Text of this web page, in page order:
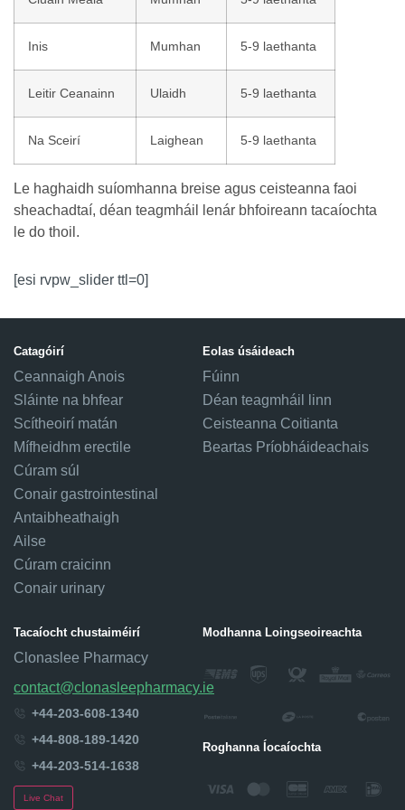
Inis Mumhan 5-9 laethanta
Leitir Ceanainn Ulaidh 5-9 laethanta
Na Sceirí Laighean 5-9 laethanta
Le haghaidh suíomhanna breise agus ceisteanna faoi
sheachadtaí, déan teagmháil lenár bhfoireann tacaíochta
le do thoil.
[esi rvpw_slider ttl=0]
Catagóirí
Ceannaigh Anois
Sláinte na bhfear
Scítheoirí matán
Mífheidhm erectile
Cúram súl
Conair gastrointestinal
Antaibheathaigh
Ailse
Cúram craicinn
Conair urinary
Eolas úsáideach
Fúinn
Déan teagmháil linn
Ceisteanna Coitianta
Beartas Príobháideachais
Tacaíocht chustaiméirí
Clonaslee Pharmacy
contact@clonasleepharmacy.ie
+44-203-608-1340
+44-808-189-1420
+44-203-514-1638
Live Chat
Modhanna Loingseoireachta
Roghanna Íocaíochta